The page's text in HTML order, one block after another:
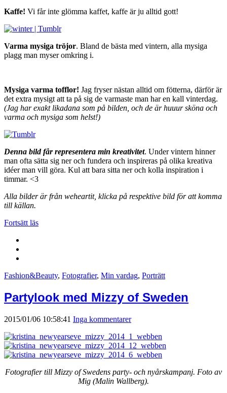
Kaffe! Vi får inte glömma kaffet, kaffe är ju alltid gott!
Varma mysiga tröjor. Bland de bästa med vintern, alla mysiga
plagg man myser omkring i.
Mysiga varma tofflor! Jag fryser nästan alltid om fötterna, därför är
det extra mysigt att ta på sig de varmaste man har en kall vinterdag.
(Jag har exakt likadana som på bilden, och de är huuur sköna och
varma och mysiga som helst!)
Denna bild får representera min kreativitet. Under vintern hinner
man ofta sätta sig ner och fundera och inspireras på olika kreativa
idéer man vill göra. Kul att bara sitta ner och kolla inspiration i
timmar. <3
Alla bilder är från weheartit, klicka på respektive bild för att komma
till källan.
Fortsätt läs
Fashion&Beauty, Fotografier, Min vardag, Porträtt
Partylook med Mizzy of Sweden
2015/01/06 10:58:41 Inga kommentarer
Fotografier till Mizzy of Swedens party- och nyårskampanj. Foto av
Mig (Malin Wallberg).